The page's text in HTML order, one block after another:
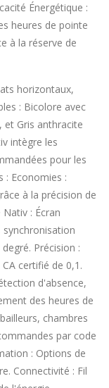
Énergétique :
heures de pointe
à la réserve de
horizontaux,
: Bicolore avec
et Gris anthracite
intègre les
pour les
: Economies :
à la précision de
: Écran
synchronisation
Précision :
certifié de 0,1.
d'absence,
des heures de
chambres
par code
: Options de
Connectivité : Fil